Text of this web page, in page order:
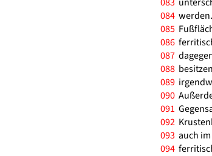
084
085
086
087
088
089
090
091
092
093 auch
094